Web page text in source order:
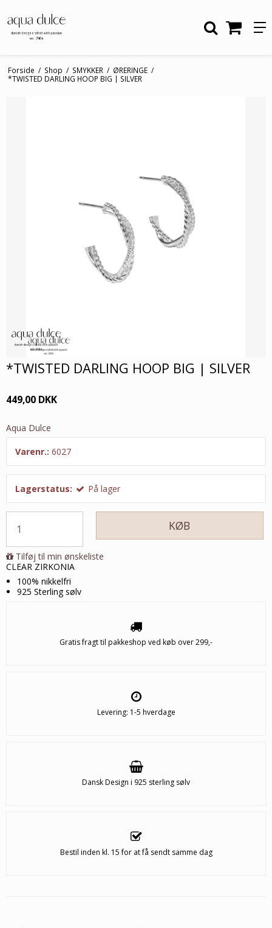
Forside / Shop / SMYKKER / ØRERINGE /
*TWISTED DARLING HOOP BIG | SILVER
*TWISTED DARLING HOOP BIG | SILVER
449,00 DKK
Aqua Dulce
Varenr.: 6027
Lagerstatus: På lager
KØB
Tilføj til min ønskeliste
CLEAR ZIRKONIA
100% nikkelfri
925 Sterling sølv
Gratis fragt til pakkeshop ved køb over 299,-
Levering: 1-5 hverdage
Dansk Design i 925 sterling sølv
Bestil inden kl. 15 for at få sendt samme dag